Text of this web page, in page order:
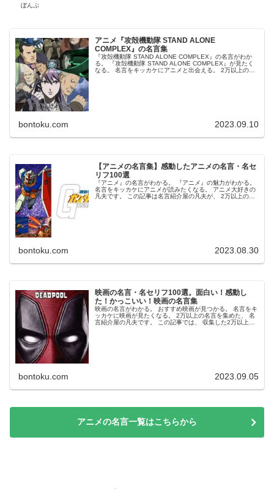
ぼんぷ
アニメ『攻殻機動隊 STAND ALONE
COMPLEX』の名言集
『攻殻機動隊 STAND ALONE COMPLEX』の名言がわか
る。 『攻殻機動隊 STAND ALONE COMPLEX』が見たく
なる。 名言をキッカケにアニメと出会える。 2万以上の名
bontoku.com 2023.09.10
【アニメの名言集】感動したアニメの名言・名セ
リフ100選
『アニメ』の名言がわかる。 『アニメ』の魅力がわかる。
名言をキッカケにアニメが読みたくなる。 アニメ大好きの
凡夫です。 この記事は名言紹介屋の凡夫が、 2万以上の名
bontoku.com 2023.08.30
映画の名言・名セリフ100選。面白い！感動し
た！かっこいい！映画の名言集
映画の名言がわかる。 おすすめ映画が見つかる。 名言をキ
ッカケに映画が見たくなる。 2万以上の名言を集めた、 名
言紹介屋の凡夫です。 この記事では、 収集した2万以上の
bontoku.com 2023.09.05
アニメの名言一覧はこちらから